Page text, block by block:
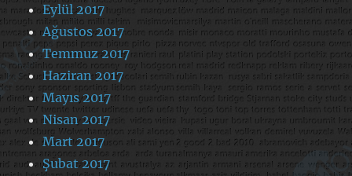
Eylül 2017
Ağustos 2017
Temmuz 2017
Haziran 2017
Mayıs 2017
Nisan 2017
Mart 2017
Şubat 2017